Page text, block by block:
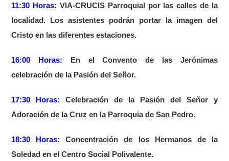
11:30 Horas: VIA-CRUCIS Parroquial por las calles de la
localidad. Los asistentes podrán portar la imagen del
Cristo en las diferentes estaciones.
16:00 Horas:
En el Convento de las Jerónimas
celebración de la Pasión del Señor.
17:30 Horas:
Celebración de la Pasión del Señor y
Adoración de la Cruz en la Parroquia de San Pedro.
18:30 Horas:
Concentración de los Hermanos de la
Soledad en el Centro Social Polivalente.